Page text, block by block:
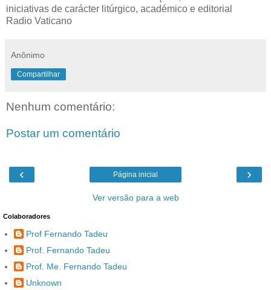
iniciativas de carácter litúrgico, académico e editorial
Radio Vaticano
Anônimo
Compartilhar
Nenhum comentário:
Postar um comentário
‹ ›
Página inicial
Ver versão para a web
Colaboradores
Prof Fernando Tadeu
Prof. Fernando Tadeu
Prof. Me. Fernando Tadeu
Unknown